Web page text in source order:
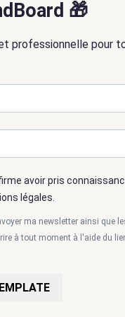
🎁
professionnelle pour
avoir pris
légales.
ma newsletter ainsi que
à tout moment à l'aide du